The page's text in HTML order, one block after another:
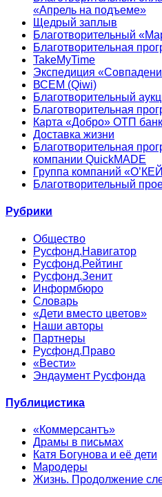
«Апрель на подъеме»
Щедрый заплыв
Благотворительный
Благотворительная
TakeMyTime
Экспедиция
ВСЕМ (Qiwi)
Благотворительный
Благотворительная
Карта «Добро» ОТП
Доставка жизни
Благотворительная
компании QuickMADE
Группа компаний
Благотворительный
Рубрики
Общество
Русфонд.Навигатор
Русфонд.Рейтинг
Русфонд.Зенит
Информбюро
Словарь
«Дети вместо цветов»
Наши авторы
Партнеры
Русфонд.Право
«Вести»
Эндаумент Русфонда
Публицистика
«Коммерсантъ»
Драмы в письмах
Катя Богунова и её дети
Мародеры
Жизнь. Продолжение